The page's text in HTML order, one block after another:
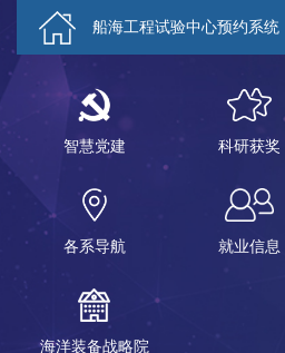
船海工程试验中心预约系统
智慧党建 科研获奖
各系导航 就业信息
海洋装备战略院